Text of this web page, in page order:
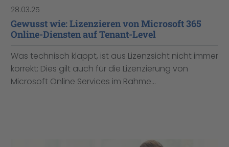
28.03.25
Gewusst wie: Lizenzieren von Microsoft 365
Online-Diensten auf Tenant-Level
Was technisch klappt, ist aus Lizenzsicht nicht immer
korrekt: Dies gilt auch für die Lizenzierung von
Microsoft Online Services im Rahme...